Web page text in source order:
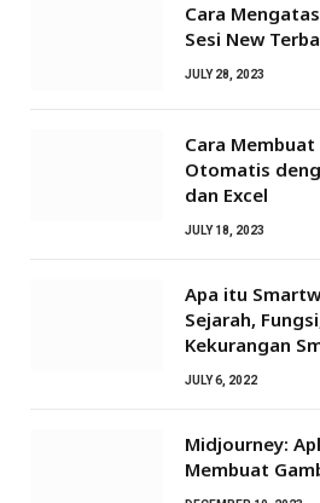
Cara
Sesi New
JULY 28, 2023
Cara
Otomatis
dan Excel
JULY 18, 2023
Apa itu
Sejarah,
Kekurangan
JULY 6, 2022
Midjourney:
Membuat